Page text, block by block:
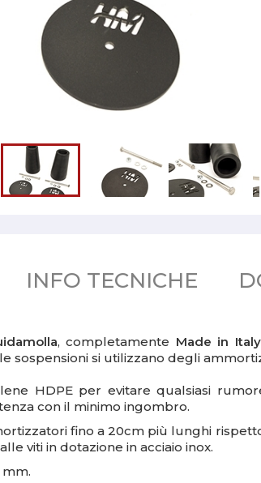
INFO TECNICHE
, completamente Made in Italy
sospensioni si utilizzano degli
HDPE per evitare qualsiasi
con il minimo ingombro.
fino a 20cm più lunghi
viti in dotazione in acciaio inox.
mm.